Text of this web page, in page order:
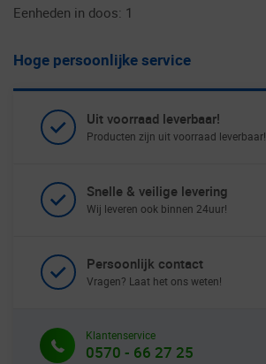
Eenheden in doos: 1
Hoge persoonlijke service
Uit voorraad leverbaar!
Producten zijn uit voorraad leverbaar!
Snelle & veilige levering
Wij leveren ook binnen 24uur!
Persoonlijk contact
Vragen? Laat het ons weten!
Klantenservice
0570 - 66 27 25